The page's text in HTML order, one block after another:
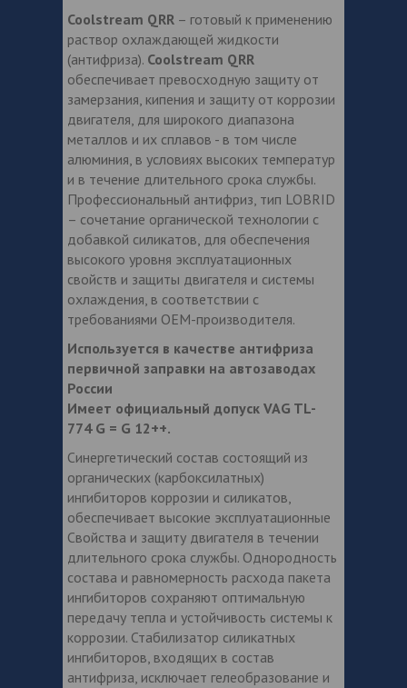
Coolstream QRR – готовый к применению
раствор охлаждающей жидкости
(антифриза). Coolstream QRR
обеспечивает превосходную защиту от
замерзания, кипения и защиту от коррозии
двигателя, для широкого диапазона
металлов и их сплавов - в том числе
алюминия, в условиях высоких температур
и в течение длительного срока службы.
Профессиональный антифриз, тип LOBRID
– сочетание органической технологии с
добавкой силикатов, для обеспечения
высокого уровня эксплуатационных
свойств и защиты двигателя и системы
охлаждения, в соответствии с
требованиями OEM-производителя.
Используется в качестве антифриза
первичной заправки на автозаводах
России
Имеет официальный допуск VAG TL-
774 G = G 12++.
Синергетический состав состоящий из
органических (карбоксилатных)
ингибиторов коррозии и силикатов,
обеспечивает высокие эксплуатационные
Свойства и защиту двигателя в течении
длительного срока службы. Однородность
состава и равномерность расхода пакета
ингибиторов сохраняют оптимальную
передачу тепла и устойчивость системы к
коррозии. Стабилизатор силикатных
ингибиторов, входящих в состав
антифриза, исключает гелеобразование и